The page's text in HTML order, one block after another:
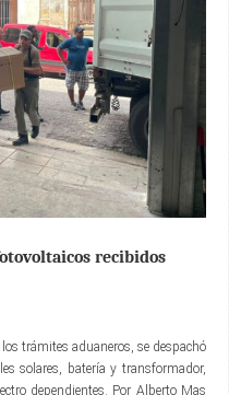
recibidos
trámites aduaneros, se despachó
solares, batería y transformador,
dependientes. Por Alberto Mas